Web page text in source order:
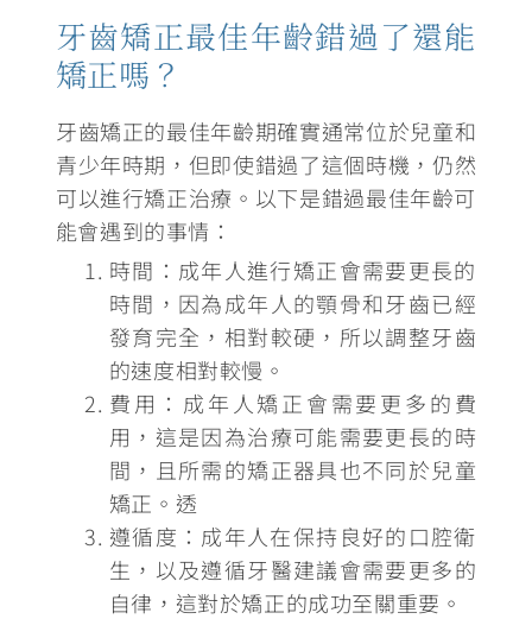
牙齒矯正最佳年齡錯過了還能
矯正嗎？
牙齒矯正的最佳年齡期確實通常位於兒童和
青少年時期，但即使錯過了這個時機，仍然
可以進行矯正治療 。以下是錯過最佳年齡可
能會遇到的事情：
時間 ： 成年人進行矯正會需要更長的
時間 ，因為成年人的顎骨和牙齒已經
發育完全，相對較硬，所以調整牙齒
的速度相對較慢。
費用 ：成年人矯正會需要更多的費
用，這是因為治療可能需要更長的時
間，且所需的矯正器具也不同於兒童
矯正。透
遵循度 ：成年人在保持良好的口腔衛
生，以及遵循牙醫建議會需要更多的
自律，這對於矯正的成功至關重要。